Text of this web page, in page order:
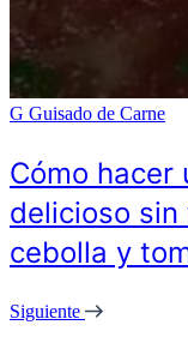
G Guisado de Carne
Cómo hacer
delicioso
cebolla y
Siguiente